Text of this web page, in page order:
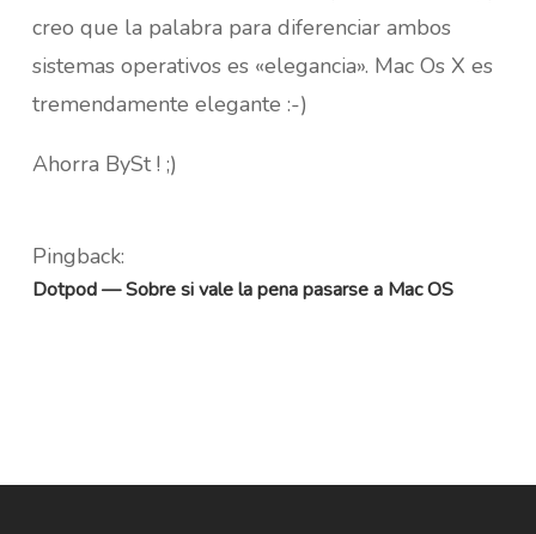
creo que la palabra para diferenciar ambos
sistemas operativos es «elegancia». Mac Os X es
tremendamente elegante :-)
Ahorra BySt ! ;)
Pingback:
Dotpod — Sobre si vale la pena pasarse a Mac OS